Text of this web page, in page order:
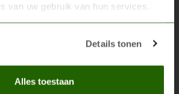
van uw gebruik van hun services.
Details tonen
Alles toestaan
BV
wargaming en scenery